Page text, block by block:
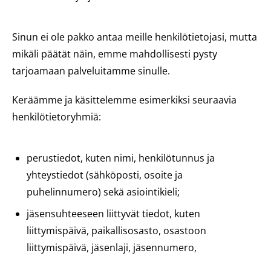
Sinun ei ole pakko antaa meille henkilötietojasi, mutta
mikäli päätät näin, emme mahdollisesti pysty
tarjoamaan palveluitamme sinulle.
Keräämme ja käsittelemme esimerkiksi seuraavia
henkilötietoryhmiä:
perustiedot, kuten nimi, henkilötunnus ja
yhteystiedot (sähköposti, osoite ja
puhelinnumero) sekä asiointikieli;
jäsensuhteeseen liittyvät tiedot, kuten
liittymispäivä, paikallisosasto, osastoon
liittymispäivä, jäsenlaji, jäsennumero,